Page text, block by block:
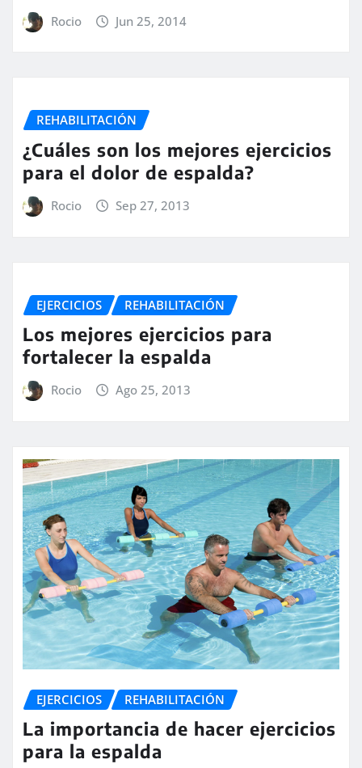
Rocio Jun 25, 2014
REHABILITACIÓN
¿Cuáles son los mejores ejercicios
para el dolor de espalda?
Rocio Sep 27, 2013
EJERCICIOS REHABILITACIÓN
Los mejores ejercicios para
fortalecer la espalda
Rocio Ago 25, 2013
EJERCICIOS REHABILITACIÓN
La importancia de hacer ejercicios
para la espalda